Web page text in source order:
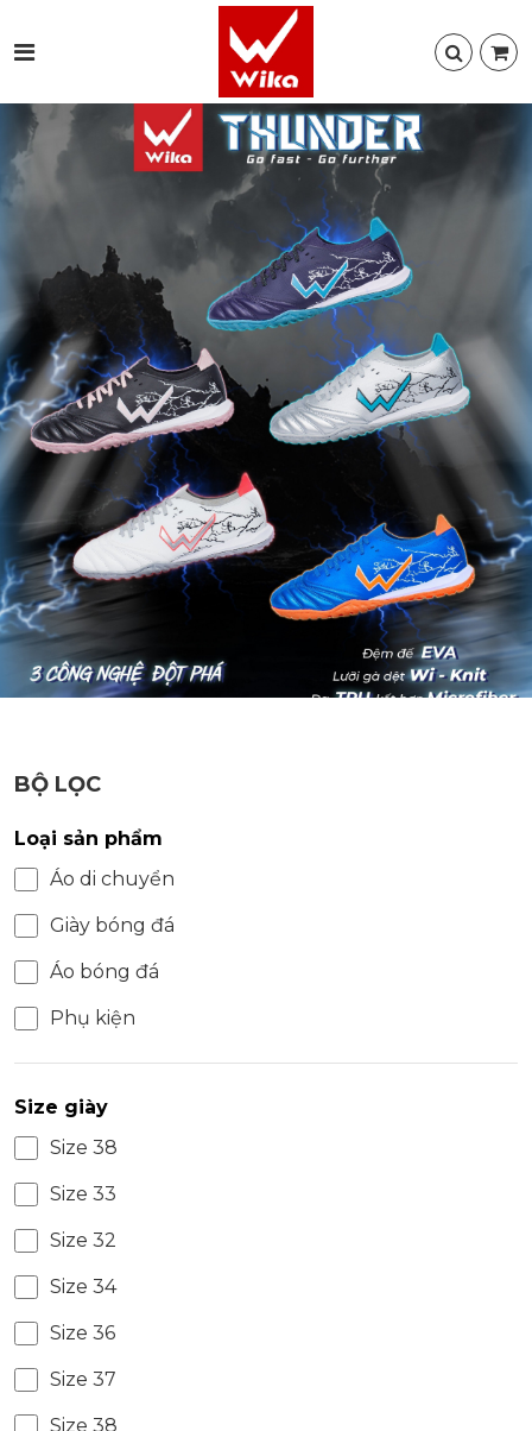
BỘ LỌC
Loại sản phẩm
Áo di chuyển
Giày bóng đá
Áo bóng đá
Phụ kiện
Size giày
Size 38
Size 33
Size 32
Size 34
Size 36
Size 37
Size 38